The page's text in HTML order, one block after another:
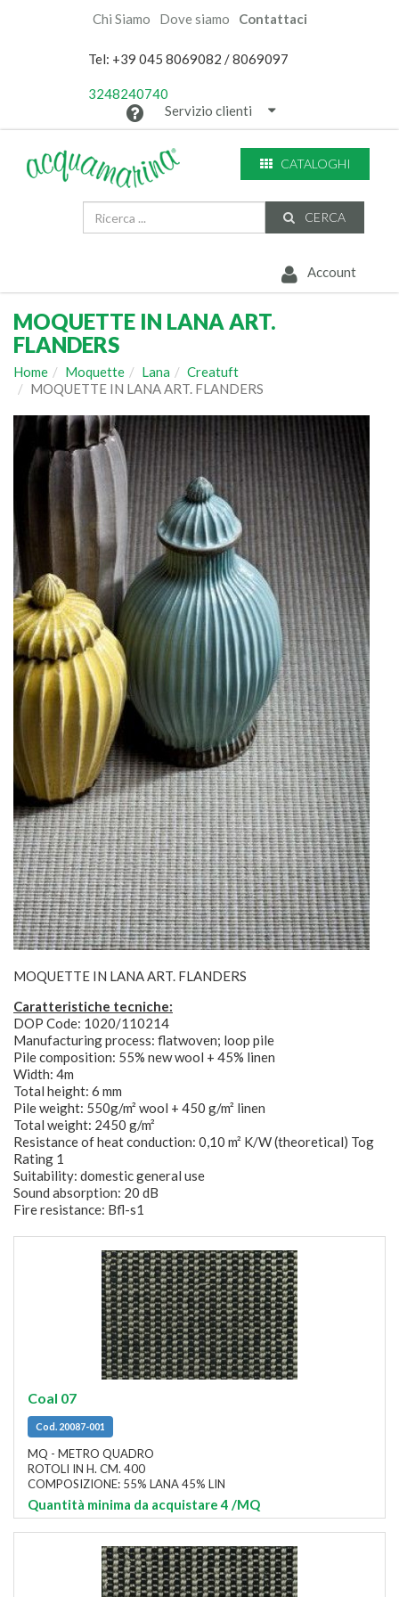
Chi Siamo Dove siamo Contattaci
Tel: +39 045 8069082 / 8069097
3248240740
Servizio clienti
CATALOGHI
CERCA
Account
MOQUETTE IN LANA ART.
FLANDERS
Home Moquette Lana
Creatuft
MOQUETTE IN LANA ART. FLANDERS
MOQUETTE IN LANA ART. FLANDERS
Caratteristiche tecniche:
DOP Code: 1020/110214
Manufacturing process: flatwoven; loop pile
Pile composition: 55% new wool + 45% linen
Width: 4m
Total height: 6 mm
Pile weight: 550g/m² wool + 450 g/m² linen
Total weight: 2450 g/m²
Resistance of heat conduction: 0,10 m² K/W (theoretical) Tog
Rating 1
Suitability: domestic general use
Sound absorption: 20 dB
Fire resistance: Bfl-s1
Coal 07
Cod. 20087-001
MQ - METRO QUADRO
ROTOLI IN H. CM. 400
COMPOSIZIONE: 55% LANA 45% LIN
Quantità minima da acquistare 4 /MQ